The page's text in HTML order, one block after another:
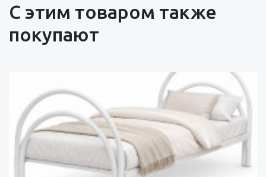
С этим товаром также
покупают